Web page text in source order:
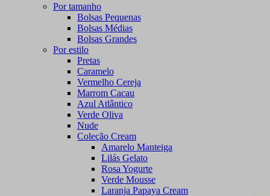
Por tamanho
Bolsas Pequenas
Bolsas Médias
Bolsas Grandes
Por estilo
Pretas
Caramelo
Vermelho Cereja
Marrom Cacau
Azul Atlântico
Verde Oliva
Nude
Coleção Cream
Amarelo Manteiga
Lilás Gelato
Rosa Yogurte
Verde Mousse
Laranja Papaya Cream